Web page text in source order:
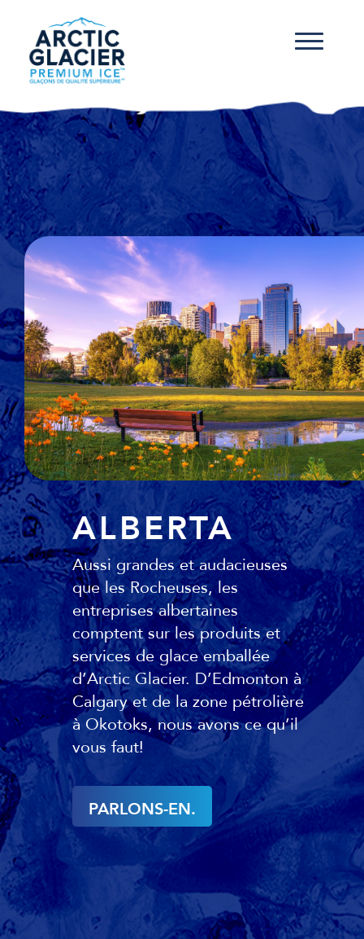
ALBERTA
Aussi grandes et audacieuses
que les Rocheuses, les
entreprises albertaines
comptent sur les produits et
services de glace emballée
d’Arctic Glacier. D’Edmonton à
Calgary et de la zone pétrolière
à Okotoks, nous avons ce qu’il
vous faut!
PARLONS-EN.